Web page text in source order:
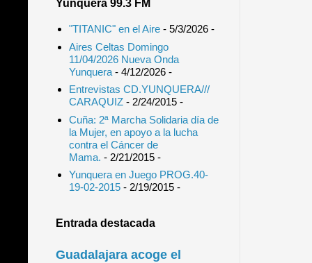
Yunquera 99.3 FM
"TITANIC" en el Aire- 5/3/2026-
Aires Celtas Domingo
11/04/2026 Nueva Onda
Yunquera- 4/12/2026-
Entrevistas CD.YUNQUERA///
CARAQUIZ- 2/24/2015-
Cuña: 2ª Marcha Solidaria día de
la Mujer, en apoyo a la lucha
contra el Cáncer de
Mama. - 2/21/2015-
Yunquera en Juego PROG.40-
19-02-2015- 2/19/2015-
Entrada destacada
Guadalajara acoge el